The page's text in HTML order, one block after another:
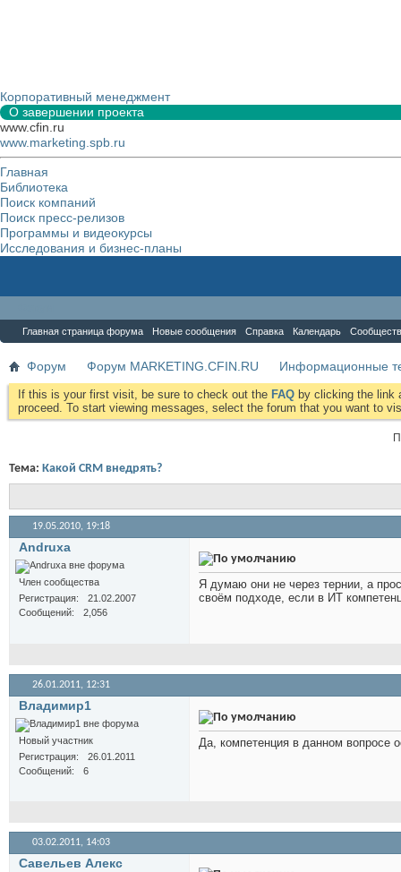
Корпоративный менеджмент
О завершении проекта
www.cfin.ru
www.marketing.spb.ru
Главная
Библиотека
Поиск компаний
Поиск пресс-релизов
Программы и видеокурсы
Исследования и бизнес-планы
Главная страница форума Новые сообщения Справка Календарь
Форум Форум MARKETING.CFIN.RU Информационные
If this is your first visit, be sure to check out the FAQ by clicking the link
proceed. To start viewing messages, select the forum that you want to
Тема: Какой CRM внедрять?
19.05.2010, 19:18
Andruxa
Член сообщества
Регистрация
21.02.2007
Сообщений
2,056
Я думаю они не через тернии, а
своём подходе, если в ИТ
26.01.2011, 12:31
Владимир1
Новый участник
Регистрация
26.01.2011
Сообщений
6
Да, компетенция в данном вопросе
03.02.2011, 14:03
Савельев Алекс